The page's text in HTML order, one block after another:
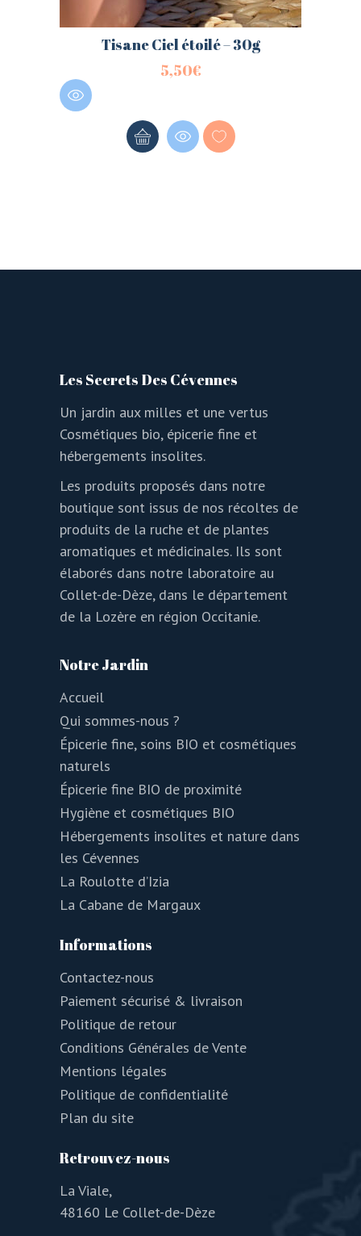
Tisane Ciel étoilé – 30g
5,50€
Les Secrets Des Cévennes
Un jardin aux milles et une vertus
Cosmétiques bio, épicerie fine et
hébergements insolites.
Les produits proposés dans notre
boutique sont issus de nos récoltes de
produits de la ruche et de plantes
aromatiques et médicinales. Ils sont
élaborés dans notre laboratoire au
Collet-de-Dèze, dans le département
de la Lozère en région Occitanie.
Notre Jardin
Accueil
Qui sommes-nous ?
Épicerie fine, soins BIO et cosmétiques
naturels
Épicerie fine BIO de proximité
Hygiène et cosmétiques BIO
Hébergements insolites et nature dans
les Cévennes
La Roulotte d’Izia
La Cabane de Margaux
Informations
Contactez-nous
Paiement sécurisé & livraison
Politique de retour
Conditions Générales de Vente
Mentions légales
Politique de confidentialité
Plan du site
Retrouvez-nous
La Viale,
48160 Le Collet-de-Dèze